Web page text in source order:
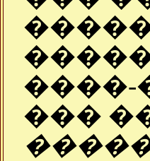
����-
���